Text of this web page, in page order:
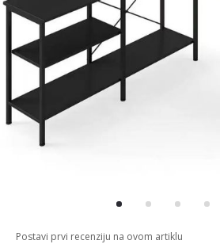
Postavi prvi recenziju na ovom artiklu